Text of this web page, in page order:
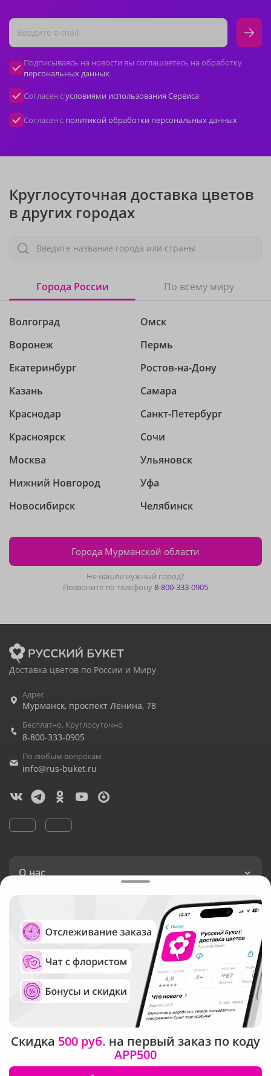
Подписываясь на новости вы соглашаетесь на обработку
персональных данных
Согласен сусловиями использования Сервиса
Согласен с политикой обработки персональных данных
Круглосуточная доставка цветов
в других городах
Введите название города или страны
Города России По всему миру
Волгоград
Воронеж
Екатеринбург
Казань
Краснодар
Красноярск
Москва
Нижний Новгород
Новосибирск
Омск
Пермь
Ростов-на-Дону
Самара
Санкт-Петербург
Сочи
Ульяновск
Уфа
Челябинск
Города Мурманской области
Не нашли нужный город?
Позвоните по телефону8-800-333-0905
Доставка цветов по России и Миру
Адрес
Мурманск, проспект Ленина, 78
Бесплатно. Круглосуточно
8-800-333-0905
По любым вопросам
info@rus-buket.ru
О нас
Доставка в Мурманске
©Служба круглосуточной доставки цветов в Мурманске
Скидка 500 руб. на первый заказ по коду
APP500